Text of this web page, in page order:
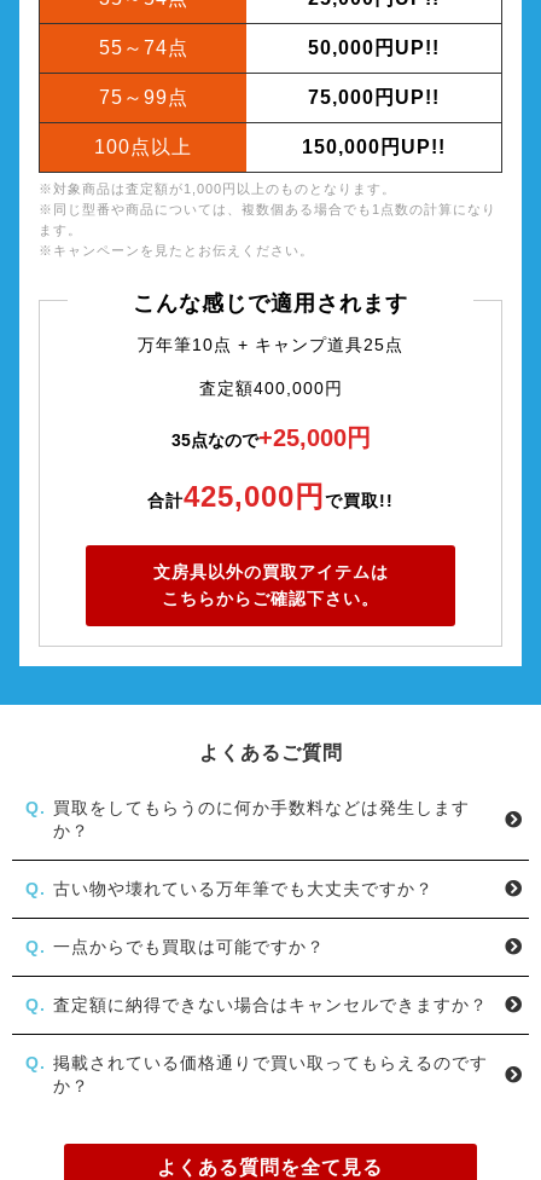
55～74点 50,000円UP!!
75～99点 75,000円UP!!
100点以上 150,000円UP!!
※対象商品は査定額が1,000円以上のものとなります。
※同じ型番や商品については、複数個ある場合でも1点数の計算になり
ます。
※キャンペーンを見たとお伝えください。
こんな感じで適用されます
万年筆10点 + キャンプ道具25点
査定額400,000円
35点なので+25,000円
合計425,000円 で買取!!
文房具以外の買取アイテムは
こちらからご確認下さい。
よくあるご質問
買取をしてもらうのに何か手数料などは発生します
か？
古い物や壊れている万年筆でも大丈夫ですか？
一点からでも買取は可能ですか？
査定額に納得できない場合はキャンセルできますか？
掲載されている価格通りで買い取ってもらえるのです
か？
よくある質問を全て見る